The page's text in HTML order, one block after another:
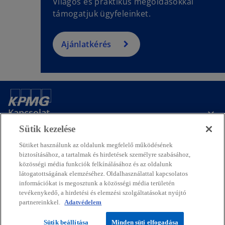
támogatjuk ügyfeleinket.
Ajánlatkérés
Kapcsolat
Média
Rólunk
o
o
p
p
o
p
Jogi nyilatkozatAdatvédelem HozzáférhetőségSütikSegítség
Sütik kezelése
Sütiket használunk az oldalunk megfelelő működésének
biztosításához, a tartalmak és hirdetések személyre szabásához,
közösségi média funkciók felkínálásához és az oldalunk
látogatottságának elemzéséhez. Oldalhasználattal kapcsolatos
információkat is megosztunk a közösségi média területén
tevékenykedő, a hirdetési és elemzési szolgáltatásokat nyújtó
partnereinkkel. Adatvédelem
Sütik beállítása Minden süti elfogadása